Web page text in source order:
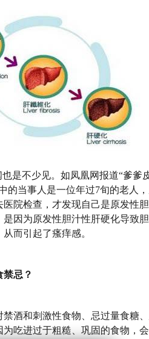
是不少见。如凤凰网报道“爹爹
的当事人是一位年过7旬的老人
院检查，才发现自己是原发性
因为原发性胆汁性肝硬化导致
而引起了瘙痒感。
忌？
酒和刺激性食物、忌过量食糖、
吃进过于粗糙、巩固的食物，